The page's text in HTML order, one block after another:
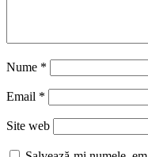
Nume *
Email *
Site web